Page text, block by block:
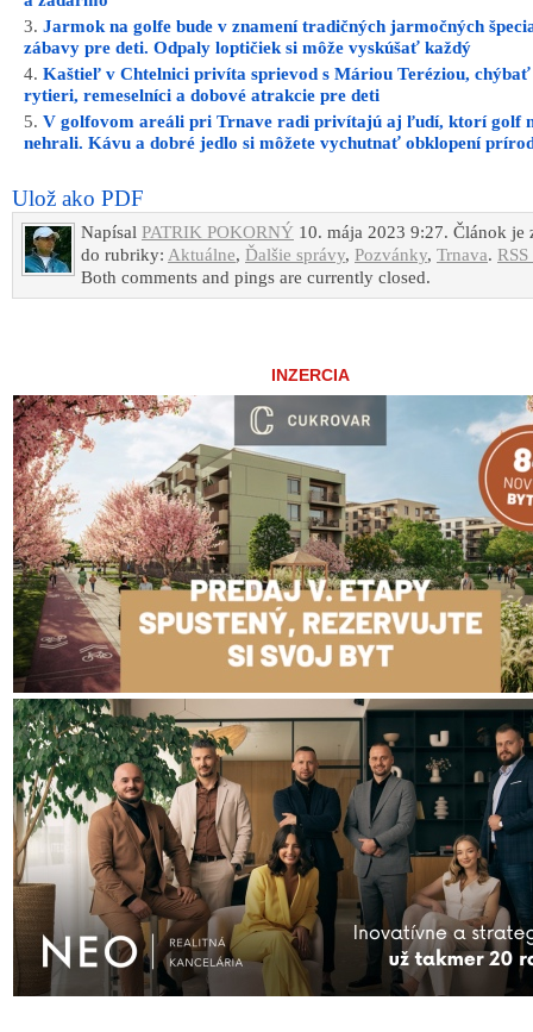
Jarmok na golfe bude v znamení tradičných jarmočných
zábavy pre deti. Odpaly loptičiek si môže vyskúšať každý
Kaštieľ v Chtelnici privíta sprievod s Máriou Teréziou, chýbať
rytieri, remeselníci a dobové atrakcie pre deti
V golfovom areáli pri Trnave radi privítajú aj ľudí, ktorí golf
nehrali. Kávu a dobré jedlo si môžete vychutnať obklopení
Ulož ako PDF
Napísal PATRIK POKORNÝ 10. mája 2023 9:27. Článok je
do rubriky: Aktuálne, Ďalšie správy, Pozvánky, Trnava.
Both comments and pings are currently closed.
INZERCIA